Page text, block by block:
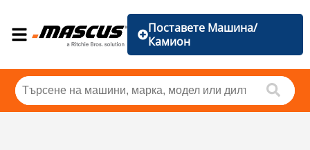
Поставете Машина/
Камион